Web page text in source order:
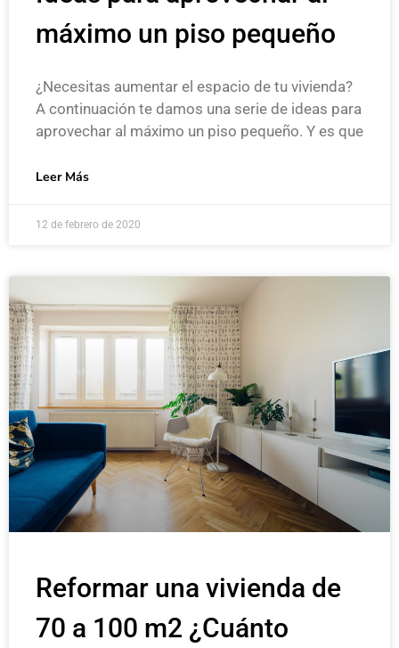
máximo un piso pequeño
¿Necesitas aumentar el espacio de tu vivienda?
A continuación te damos una serie de ideas para
aprovechar al máximo un piso pequeño. Y es que
Leer Más
12 de febrero de 2020
Reformar una vivienda de
70 a 100 m2 ¿Cuánto